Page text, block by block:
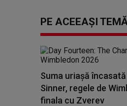
PE ACEEAȘI
Suma uriașă
Sinner, regele de
finala cu Zverev